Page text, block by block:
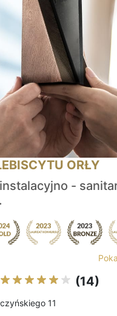
ORŁY
-
(14)
11